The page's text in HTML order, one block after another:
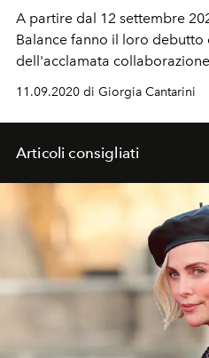
A partire dal 12 settembre
Balance fanno il loro
dell'acclamata
11.09.2020 di Giorgia Cantarini
Articoli consigliati